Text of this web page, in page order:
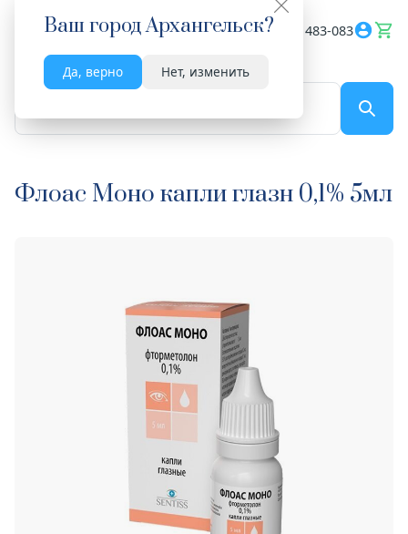
Ваш городАрхангельск?
Да, верно Нет, изменить
Весь сайт 8182 483-083
Флоас Моно капли глазн 0,1% 5мл